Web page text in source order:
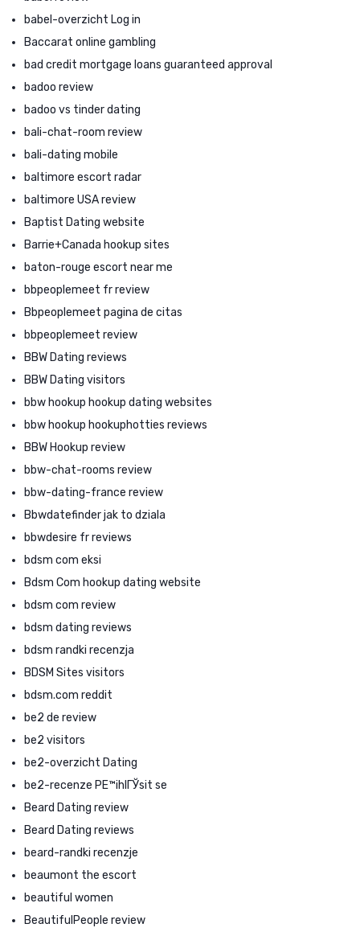
babel-overzicht Log in
Baccarat online gambling
bad credit mortgage loans guaranteed approval
badoo review
badoo vs tinder dating
bali-chat-room review
bali-dating mobile
baltimore escort radar
baltimore USA review
Baptist Dating website
Barrie+Canada hookup sites
baton-rouge escort near me
bbpeoplemeet fr review
Bbpeoplemeet pagina de citas
bbpeoplemeet review
BBW Dating reviews
BBW Dating visitors
bbw hookup hookup dating websites
bbw hookup hookuphotties reviews
BBW Hookup review
bbw-chat-rooms review
bbw-dating-france review
Bbwdatefinder jak to dziala
bbwdesire fr reviews
bdsm com eksi
Bdsm Com hookup dating website
bdsm com review
bdsm dating reviews
bdsm randki recenzja
BDSM Sites visitors
bdsm.com reddit
be2 de review
be2 visitors
be2-overzicht Dating
be2-recenze PЕ™ihlГЎsit se
Beard Dating review
Beard Dating reviews
beard-randki recenzje
beaumont the escort
beautiful women
BeautifulPeople review